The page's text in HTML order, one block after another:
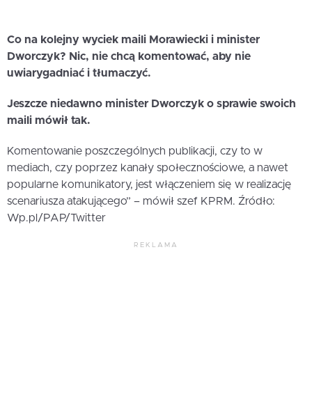
Co na kolejny wyciek maili Morawiecki i minister
Dworczyk? Nic, nie chcą komentować, aby nie
uwiarygadniać i tłumaczyć.
Jeszcze niedawno minister Dworczyk o sprawie swoich
maili mówił tak.
Komentowanie poszczególnych publikacji, czy to w
mediach, czy poprzez kanały społecznościowe, a nawet
popularne komunikatory, jest włączeniem się w realizację
scenariusza atakującego” – mówił szef KPRM. Źródło:
Wp.pl/PAP/Twitter
REKLAMA